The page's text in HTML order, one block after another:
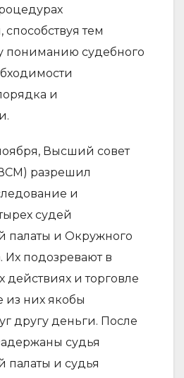
тем
пониманию судебного
и
Высший совет
разрешил
и
судей
палаты и Окружного
подозревают в
и торговле
из них якобы
другу деньги. После
судья
и судья